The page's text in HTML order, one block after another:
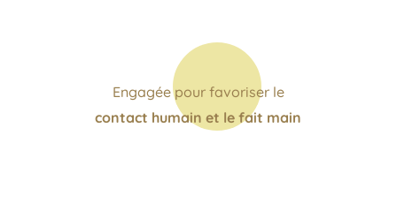
Engagée pour favoriser le
contact humain et le fait main